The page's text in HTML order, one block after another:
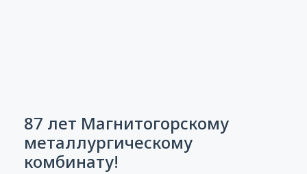
87 лет Магнитогорскому
металлургическому
комбинату!